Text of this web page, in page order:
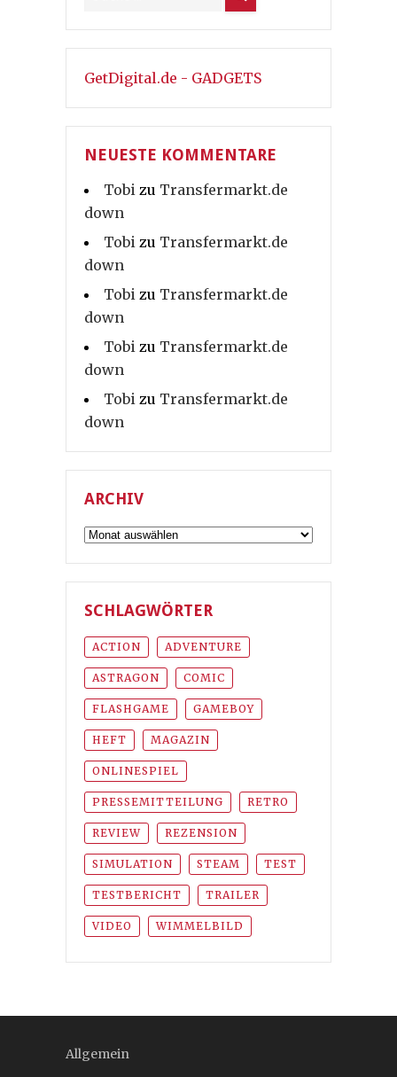
GetDigital.de - GADGETS
NEUESTE KOMMENTARE
Tobi zu Transfermarkt.de
down
Tobi zu Transfermarkt.de
down
Tobi zu Transfermarkt.de
down
Tobi zu Transfermarkt.de
down
Tobi zu Transfermarkt.de
down
ARCHIV
Archiv
SCHLAGWÖRTER
ACTION ADVENTURE
ASTRAGON COMIC
FLASHGAME GAMEBOY
HEFT MAGAZIN
ONLINESPIEL
PRESSEMITTEILUNG RETRO
REVIEW REZENSION
SIMULATION STEAM TEST
TESTBERICHT TRAILER
VIDEO WIMMELBILD
Allgemein